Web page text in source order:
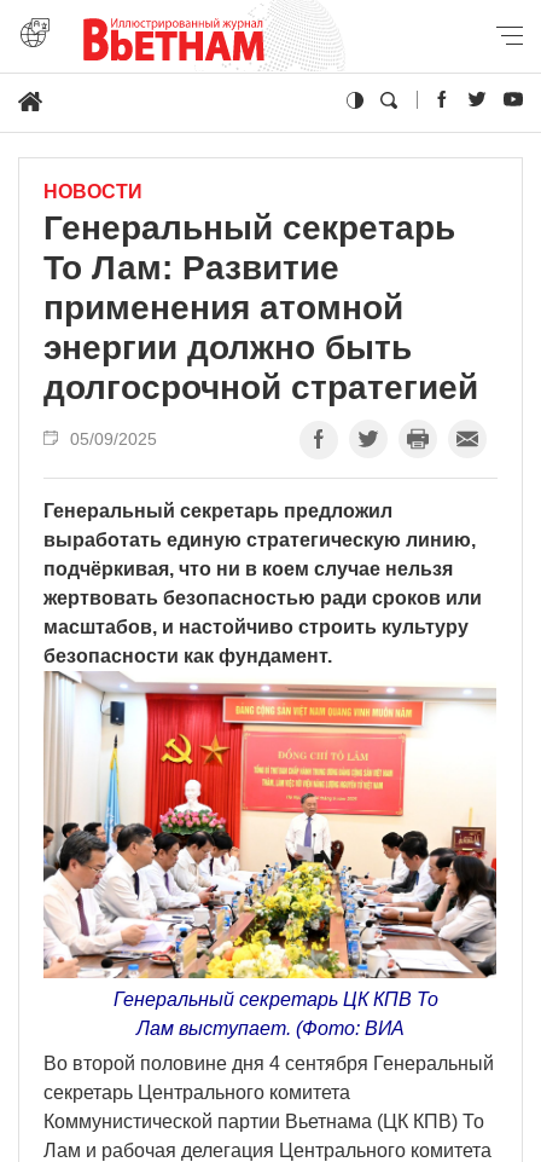
НОВОСТИ
Генеральный секретарь
То Лам: Развитие
применения атомной
энергии должно быть
долгосрочной стратегией
05/09/2025
Генеральный секретарь предложил
выработать единую стратегическую линию,
подчёркивая, что ни в коем случае нельзя
жертвовать безопасностью ради сроков или
масштабов, и настойчиво строить культуру
безопасности как фундамент.
Генеральный секретарь ЦК КПВ То
Лам выступает. (Фото: ВИА
Во второй половине дня 4 сентября Генеральный
секретарь Центрального комитета
Коммунистической партии Вьетнама (ЦК КПВ) То
Лам и рабочая делегация Центрального комитета